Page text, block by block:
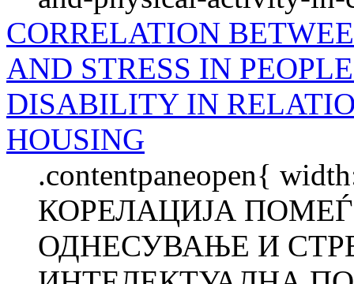
CORRELATION
AND STRESS IN
DISABILITY IN
HOUSING
.contentpaneopen{
КОРЕЛАЦИЈА
ОДНЕСУВАЊЕ И